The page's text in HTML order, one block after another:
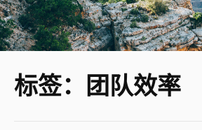
标签：团队效率